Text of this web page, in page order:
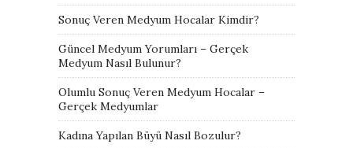
Sonuç Veren Medyum Hocalar Kimdir?
Güncel Medyum Yorumları – Gerçek
Medyum Nasıl Bulunur?
Olumlu Sonuç Veren Medyum Hocalar –
Gerçek Medyumlar
Kadına Yapılan Büyü Nasıl Bozulur?